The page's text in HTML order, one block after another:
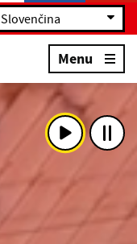
Slovenčina
Menu